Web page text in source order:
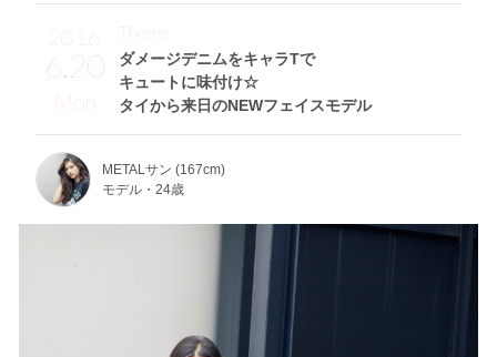
2016
6.20
Mon
ダメージデニムをキャラTで
キュートに味付け☆
タイから来日のNEWフェイスモデル
Theme
METALサン (167cm)
モデル・24歳